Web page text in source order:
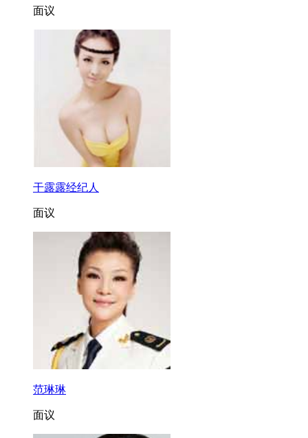
面议
干露露经纪人
面议
范琳琳
面议